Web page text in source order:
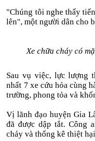
"Chúng tôi nghe thấy
lên", một người dân cho
Xe chữa cháy có
Sau vụ việc, lực lượng
nhất 7 xe cứu hỏa cùng
trường, phong tỏa và
Vị lãnh đạo huyện Gia
đã được dập tắt. Công
cháy và thống kê thiệt